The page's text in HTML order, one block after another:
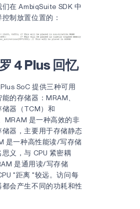
在 AmbiqSuite SDK 中
制放置位置的：
4 Plus 回忆
SoC 提供三种可用
的存储器：MRAM、
储器（TCM）和
MRAM 是一种高效的非
储器，主要用于存储静态
是一种高性能读/写存储
义，与 CPU 紧密耦
是通用读/写存储
"距离 "较远。访问每
都会产生不同的功耗和性